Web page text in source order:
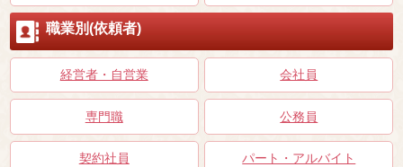
職業別(依頼者)
経営者・自営業 会社員
専門職 公務員
契約社員 パート・アルバイト